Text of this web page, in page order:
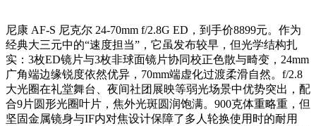
尼康 AF-S 尼克尔 24-70mm f/2.8G ED，到手价8899元。作为
经典大三元中的“速度担当”，它虽发布较早，但光学结构扎
实：3枚ED镜片与3枚非球面镜片协同校正色散与畸变，24mm
广角端边缘锐度依然优异，70mm端虚化过渡柔滑自然。f/2.8
大光圈在礼堂舞台、夜间社团展映等弱光场景中优势突出，配
合9片圆形光圈叶片，焦外光斑圆润饱满。900克体重略重，但
坚固金属镜身与IF内对焦设计保障了多人轮换使用时的耐用